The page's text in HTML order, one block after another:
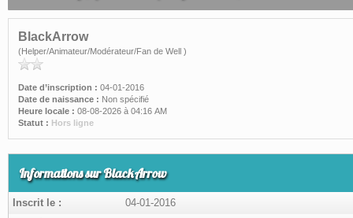
BlackArrow
(Helper/Animateur/Modérateur/Fan de Well )
Date d’inscription : 04-01-2016
Date de naissance : Non spécifié
Heure locale : 08-08-2026 à 04:16 AM
Statut : Hors ligne
Informations sur BlackArrow
Inscrit le :
04-01-2016